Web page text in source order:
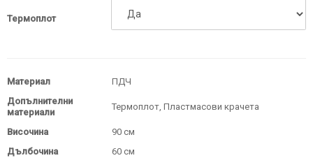
Термоплот
Материал
ПДЧ
Допълнителни
материали
Термоплот, Пластмасови крачета
Височина
90 см
Дълбочина
60 см